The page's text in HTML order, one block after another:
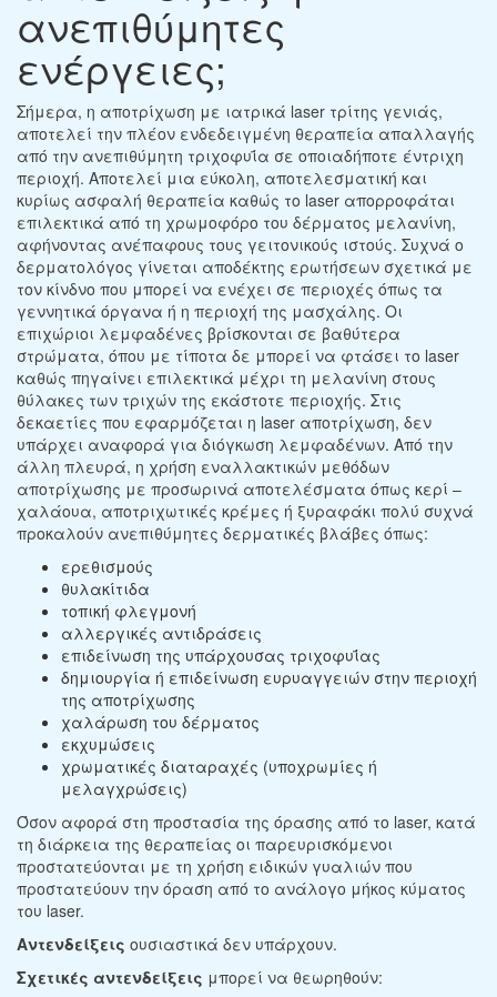
ανεπιθύμητες
ενέργειες;
Σήμερα, η αποτρίχωση με ιατρικά laser τρίτης γενιάς,
αποτελεί την πλέον ενδεδειγμένη θεραπεία απαλλαγής
από την ανεπιθύμητη τριχοφυΐα σε οποιαδήποτε έντριχη
περιοχή. Αποτελεί μια εύκολη, αποτελεσματική και
κυρίως ασφαλή θεραπεία καθώς το laser απορροφάται
επιλεκτικά από τη χρωμοφόρο του δέρματος μελανίνη,
αφήνοντας ανέπαφους τους γειτονικούς ιστούς. Συχνά ο
δερματολόγος γίνεται αποδέκτης ερωτήσεων σχετικά με
τον κίνδνο που μπορεί να ενέχει σε περιοχές όπως τα
γεννητικά όργανα ή η περιοχή της μασχάλης. Οι
επιχώριοι λεμφαδένες βρίσκονται σε βαθύτερα
στρώματα, όπου με τίποτα δε μπορεί να φτάσει το laser
καθώς πηγαίνει επιλεκτικά μέχρι τη μελανίνη στους
θύλακες των τριχών της εκάστοτε περιοχής. Στις
δεκαετίες που εφαρμόζεται η laser αποτρίχωση, δεν
υπάρχει αναφορά για διόγκωση λεμφαδένων. Από την
άλλη πλευρά, η χρήση εναλλακτικών μεθόδων
αποτρίχωσης με προσωρινά αποτελέσματα όπως κερί –
χαλάουα, αποτριχωτικές κρέμες ή ξυραφάκι πολύ συχνά
προκαλούν ανεπιθύμητες δερματικές βλάβες όπως:
ερεθισμούς
θυλακίτιδα
τοπική φλεγμονή
αλλεργικές αντιδράσεις
επιδείνωση της υπάρχουσας τριχοφυΐας
δημιουργία ή επιδείνωση ευρυαγγειών στην περιοχή
της αποτρίχωσης
χαλάρωση του δέρματος
εκχυμώσεις
χρωματικές διαταραχές (υποχρωμίες ή
μελαγχρώσεις)
Όσον αφορά στη προστασία της όρασης από το laser, κατά
τη διάρκεια της θεραπείας οι παρευρισκόμενοι
προστατεύονται με τη χρήση ειδικών γυαλιών που
προστατεύουν την όραση από το ανάλογο μήκος κύματος
του laser.
Αντενδείξεις ουσιαστικά δεν υπάρχουν.
Σχετικές αντενδείξεις μπορεί να θεωρηθούν: